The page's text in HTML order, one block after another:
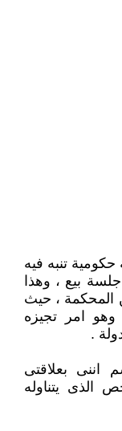
تنبه فيه
بيع ، وهذا
المحكمة ، حيث
وهو امر تجيزه
.
بعلاقتى
الذى يتناوله